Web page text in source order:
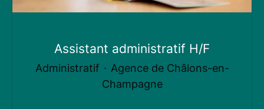
Assistant administratif H/F
Administratif · Agence de Châlons-en-
Champagne